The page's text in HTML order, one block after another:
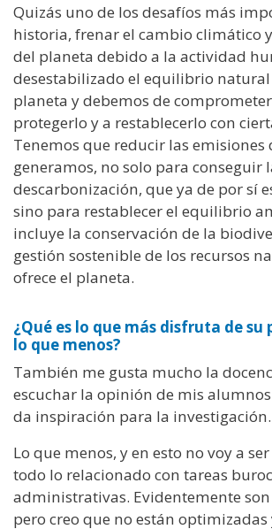
Quizás uno de los desafíos más
historia, frenar el cambio climático
del planeta debido a la actividad
desestabilizado el equilibrio
planeta y debemos de
protegerlo y a restablecerlo con
Tenemos que reducir las emisiones
generamos, no solo para conseguir
descarbonización, que ya de por sí
sino para restablecer el equilibrio
incluye la conservación de la
gestión sostenible de los recursos
ofrece el planeta.
¿Qué es lo que más disfruta de su
lo que menos?
También me gusta mucho la
escuchar la opinión de mis
da inspiración para la investigación.
Lo que menos, y en esto no voy a
todo lo relacionado con tareas
administrativas. Evidentemente son
pero creo que no están